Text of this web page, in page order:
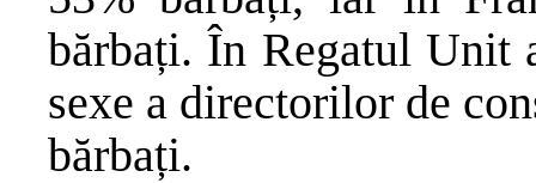
bărbați. În Regatul
sexe a directorilor de
bărbați.